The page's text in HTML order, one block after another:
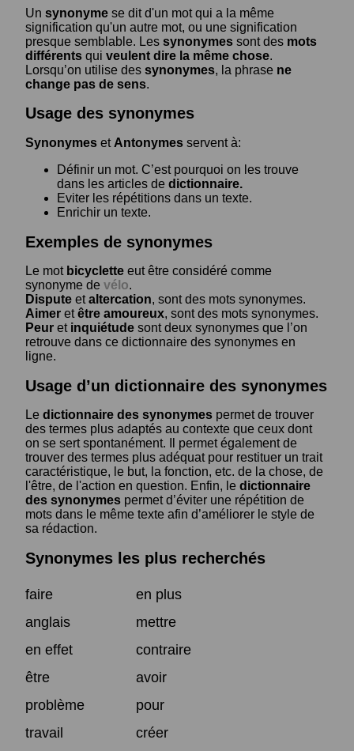
Un synonyme se dit d'un mot qui a la même
signification qu'un autre mot, ou une signification
presque semblable. Les synonymes sont des mots
différents qui veulent dire la même chose.
Lorsqu’on utilise des synonymes, la phrase ne
change pas de sens.
Usage des synonymes
Synonymes et Antonymes servent à:
Définir un mot. C’est pourquoi on les trouve
dans les articles de dictionnaire.
Eviter les répétitions dans un texte.
Enrichir un texte.
Exemples de synonymes
Le mot bicyclette eut être considéré comme
synonyme de vélo.
Dispute etaltercation, sont des mots synonymes.
Aimer etêtre amoureux, sont des mots synonymes.
Peur et inquiétude sont deux synonymes que l’on
retrouve dans ce dictionnaire des synonymes en
ligne.
Usage d’un dictionnaire des synonymes
Le dictionnaire des synonymes permet de trouver
des termes plus adaptés au contexte que ceux dont
on se sert spontanément. Il permet également de
trouver des termes plus adéquat pour restituer un trait
caractéristique, le but, la fonction, etc. de la chose, de
l'être, de l'action en question. Enfin, le dictionnaire
des synonymes permet d’éviter une répétition de
mots dans le même texte afin d’améliorer le style de
sa rédaction.
Synonymes les plus recherchés
faire
en plus
anglais
mettre
en effet
contraire
être
avoir
problème
pour
travail
créer